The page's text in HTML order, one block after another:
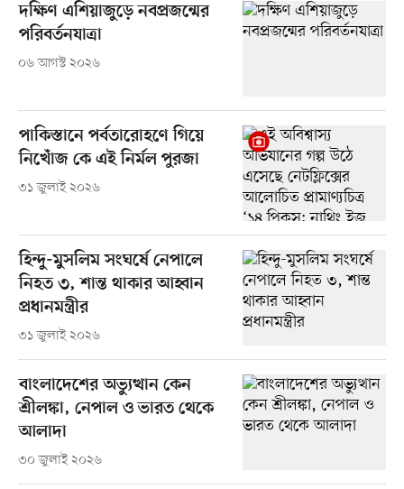
দক্ষিণ এশিয়াজুড়ে নবপ্রজন্মের
পরিবর্তনযাত্রা
০৬ আগস্ট ২০২৬
পাকিস্তানে পর্বতারোহণে গিয়ে
নিখোঁজ কে এই নির্মল পুরজা
৩১ জুলাই ২০২৬
হিন্দু-মুসলিম সংঘর্ষে নেপালে
নিহত ৩, শান্ত থাকার আহ্বান
প্রধানমন্ত্রীর
৩১ জুলাই ২০২৬
বাংলাদেশের অভ্যুত্থান কেন
শ্রীলঙ্কা, নেপাল ও ভারত থেকে
আলাদা
৩০ জুলাই ২০২৬